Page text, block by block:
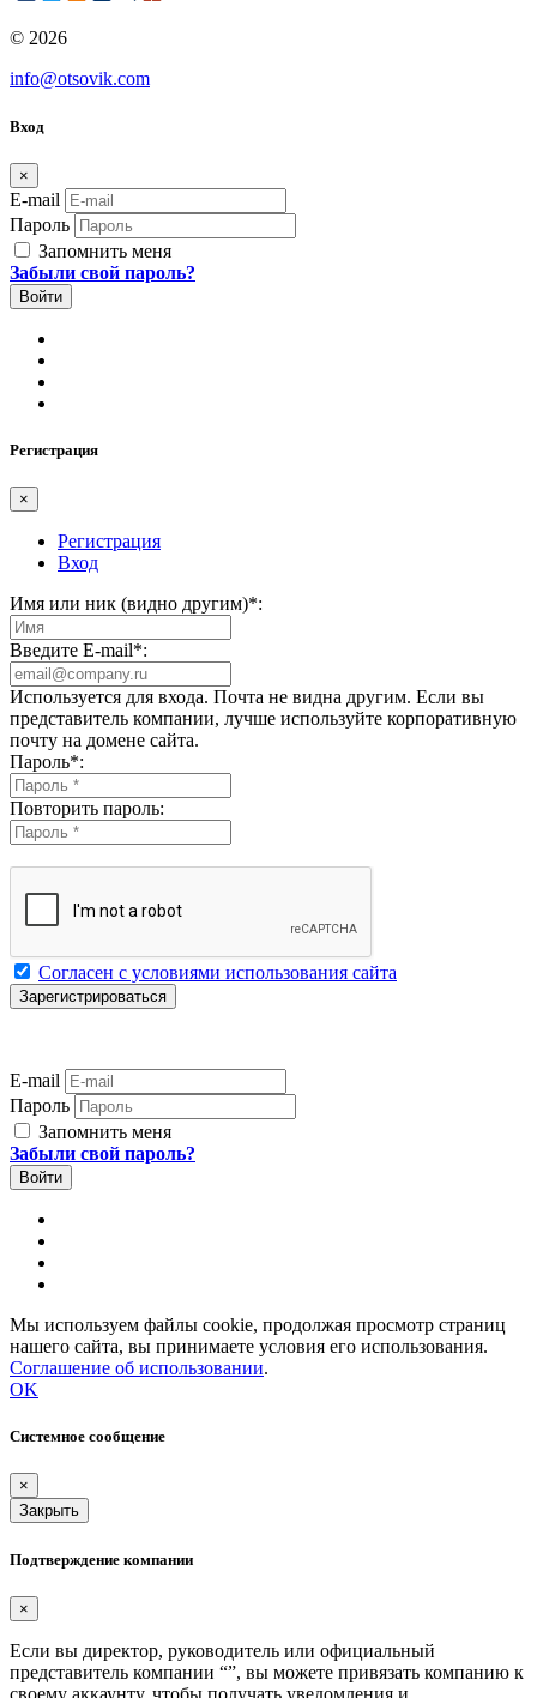
© 2026
info@otsovik.com
Вход
×
E-mail
Пароль
Запомнить меня
Забыли свой пароль?
Регистрация
×
Регистрация
Вход
Имя или ник (видно другим)*:
Введите E-mail*:
Используется для входа. Почта не видна другим. Если вы
представитель компании, лучше используйте корпоративную
почту на домене сайта.
Пароль*:
Повторить пароль:
Согласен с условиями использования сайта
E-mail
Пароль
Запомнить меня
Забыли свой пароль?
Мы используем файлы cookie, продолжая просмотр страниц
нашего сайта, вы принимаете условия его использования.
Соглашение об использовании.
OK
Системное сообщение
×
Закрыть
Подтверждение компании
×
Если вы директор, руководитель или официальный
представитель компании “”, вы можете привязать компанию к
своему аккаунту, чтобы получать уведомления и